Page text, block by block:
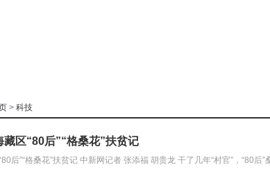
> 科技
藏区“80后”“格桑花”扶贫记
后”“格桑花”扶贫记 中新网记者 张添福 胡贵龙 干了几年“村官”，“80后